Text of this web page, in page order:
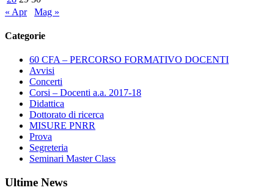
BILLÈ
« Apr
Mag »
Categorie
60 CFA – PERCORSO FORMATIVO DOCENTI
Avvisi
Concerti
Corsi – Docenti a.a. 2017-18
Didattica
Dottorato di ricerca
MISURE PNRR
Prova
Segreteria
Seminari Master Class
Ultime News